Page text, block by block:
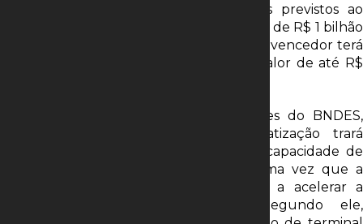
governo, além de encargos financeiros previstos ao
longo do contrato e a obrigação de cerca de R$ 1 bilhão
em investimentos, no ato da liquidação o vencedor terá
que adquirir as ações da Codesa pelo valor de até R$
O diretor de concessões e privatizações do BNDES,
Fábio Abrahão, avalia que a desestatização trará
dinamismo ao setor portuário e maior capacidade de
resposta às demandas da economia, uma vez que a
administração privada do porto tende a acelerar a
contratação de novos terminais. Segundo ele,